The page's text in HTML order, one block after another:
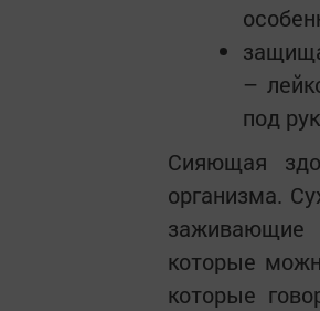
–
под
Сияющая
организма.
заживающие
которые
которые